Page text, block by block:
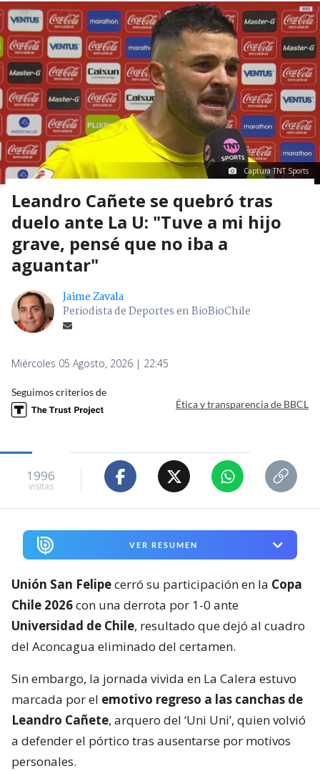
Captura TNT Sports
Leandro Cañete se quebró tras
duelo ante La U: "Tuve a mi hijo
grave, pensé que no iba a
aguantar"
Jaime Zavala
Periodista de Deportes en BioBioChile
Miércoles 05 Agosto, 2026 | 22:45
Seguimos criterios de
Ética y transparencia de BBCL
1996
visitas
VER RESUMEN
Unión San Felipecerró su participación en la Copa
Chile 2026con una derrota por 1-0 ante
Universidad de Chile, resultado que dejó al cuadro
del Aconcagua eliminado del certamen.
Sin embargo, la jornada vivida en La Calera estuvo
marcada por el emotivo regreso a las canchas de
Leandro Cañete, arquero del ‘Uni Uni’, quien volvió
a defender el pórtico tras ausentarse por motivos
personales.